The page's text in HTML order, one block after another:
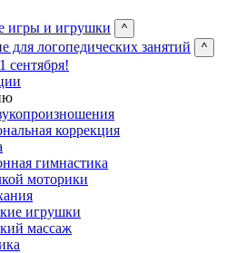
игры и игрушки ^
для логопедических занятий ^
сентября!
коррекция
гимнастика
моторики
игрушки
массаж